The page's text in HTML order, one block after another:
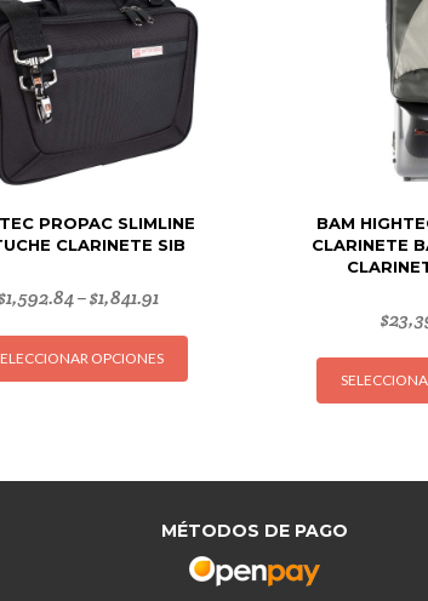
PROPAC SLIMLINE
CLARINETE SIB
1,592.84–$1,841.91
OPCIONES
Este
Las
se
pueden
BAM
CLARINETE
$
MÉTODOS DE PAGO